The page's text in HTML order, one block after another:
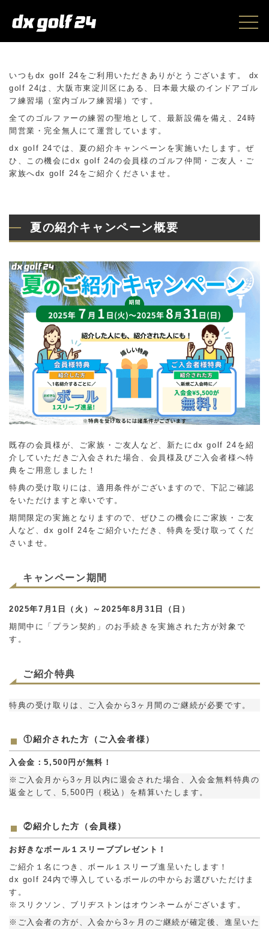
いつもdx golf 24をご利用いただきありがとうございます。 dx
golf 24は、大阪市東淀川区にある、日本最大級のインドアゴル
フ練習場（室内ゴルフ練習場）です。
全てのゴルファーの練習の聖地として、最新設備を備え、24時
間営業・完全無人にて運営しています。
dx golf 24では、夏の紹介キャンペーンを実施いたします。ぜ
ひ、この機会にdx golf 24の会員様のゴルフ仲間・ご友人・ご
家族へdx golf 24をご紹介くださいませ。
夏の紹介キャンペーン概要
既存の会員様が、ご家族・ご友人など、新たにdx golf 24を紹
介していただきご入会された場合、会員様及びご入会者様へ特
典をご用意しました！
特典の受け取りには、適用条件がございますので、下記ご確認
をいただけますと幸いです。
期間限定の実施となりますので、ぜひこの機会にご家族・ご友
人など、dx golf 24をご紹介いただき、特典を受け取ってくだ
さいませ。
キャンペーン期間
2025年7月1日（火）～2025年8月31日（日）
期間中に「プラン契約」のお手続きを実施された方が対象で
す。
ご紹介特典
特典の受け取りは、ご入会から3ヶ月間のご継続が必要です。
①紹介された方（ご入会者様）
入会金：5,500円が無料！
※ご入会月から3ヶ月以内に退会された場合、入会金無料特典の
返金として、5,500円（税込）を精算いたします。
②紹介した方（会員様）
お好きなボール１スリーブプレゼント！
ご紹介１名につき、ボール１スリーブ進呈いたします！
dx golf 24内で導入しているボールの中からお選びいただけま
す。
※スリクソン、ブリヂストンはオウンネームがございます。
※ご入会者の方が、入会から3ヶ月のご継続が確定後、進呈いた